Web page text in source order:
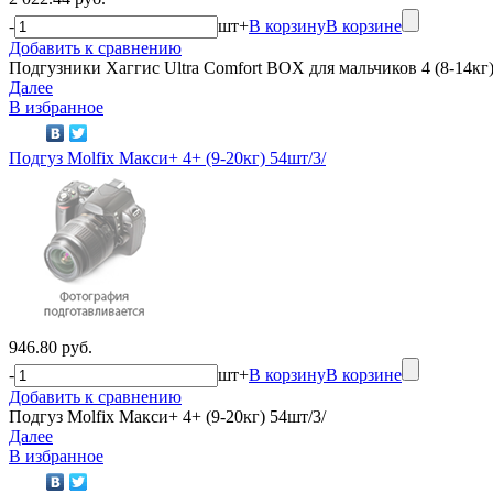
-
шт+В корзинуВ корзине
Добавить к сравнению
Подгузники Хаггис Ultra Comfort BOX для мальчиков 4 (8-
Далее
В избранное
Подгуз Molfix Макси+ 4+ (9-20кг) 54шт/3/
946.80 руб.
-
шт+В корзинуВ корзине
Добавить к сравнению
Подгуз Molfix Макси+ 4+ (9-20кг) 54шт/3/
Далее
В избранное